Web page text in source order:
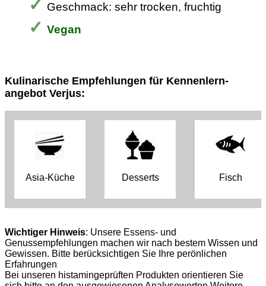
Geschmack: sehr trocken, fruchtig
Vegan
Kulinarische Empfehlungen für Kennenlern­
angebot Verjus:
Asia-Küche Desserts Fisch
Wichtiger Hinweis: Unsere Essens- und
Genussempfehlungen machen wir nach bestem Wissen und
Gewissen. Bitte berücksichtigen Sie Ihre perönlichen
Erfahrungen
Bei unseren histamingeprüften Produkten orientieren Sie